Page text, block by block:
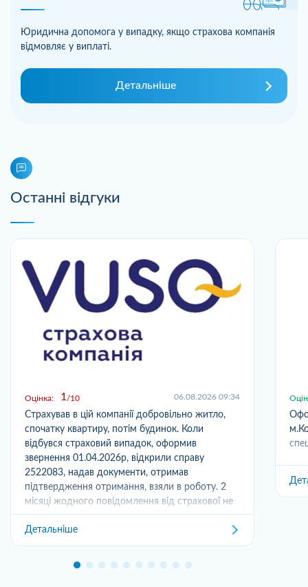
Юридична допомога у випадку, якщо страхова компанія
відмовляє у виплаті.
Детальніше
Останні відгуки
Оцінка: 1 10 06.08.2026 09:34
Страхував в цій компанії добровільно житло,
спочатку квартиру, потім будинок. Коли
відбувся страховий випадок, оформив
звернення 01.04.2026р, відкрили справу
2522083, надав документи, отримав
підтвердження отримання, взяли в роботу. 2
місяці жодного повідомлення від страхової не
отримував,...
Детальніше